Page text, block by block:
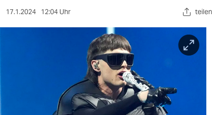
nord
veranstaltungen
17.1.2024 12:04 Uhr teilen